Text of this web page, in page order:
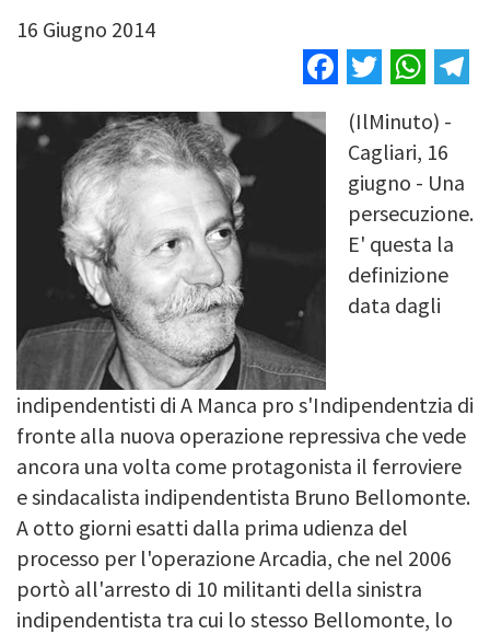
16 Giugno 2014
Facebook
Twitter
Image
(IlMinuto) -
Cagliari, 16
giugno - Una
persecuzione.
E' questa la
definizione
data dagli
indipendentisti di A Manca pro s'Indipendentzia di
fronte alla nuova operazione repressiva che vede
ancora una volta come protagonista il ferroviere
e sindacalista indipendentista Bruno Bellomonte.
A otto giorni esatti dalla prima udienza del
processo per l'operazione Arcadia, che nel 2006
portò all'arresto di 10 militanti della sinistra
indipendentista tra cui lo stesso Bellomonte, lo